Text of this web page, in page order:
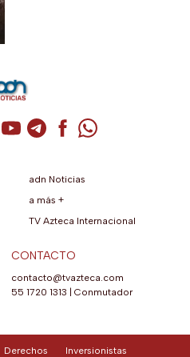
X / Twitter (se abre en una
de Instagram (se abre en una
Cuenta de TikTok (se abre en
Cuenta de YouTube (se abre
Cuenta de Telegram (se
Cuenta de
Cuenta de
adn Noticias
a más +
TV Azteca Internacional
CONTACTO
contacto@tvazteca.com
55 1720 1313
Conmutador
Derechos Inversionistas